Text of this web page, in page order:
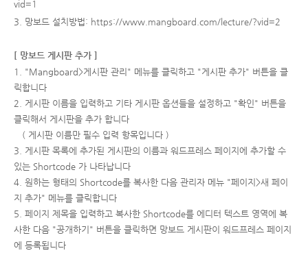
vid=1
3. 망보드 설치방법: https://www.mangboard.com/lecture/?vid=2
[ 망보드 게시판 추가 ]
1. "Mangboard>게시판 관리" 메뉴를 클릭하고 "게시판 추가" 버튼을 클
릭합니다
2. 게시판 이름을 입력하고 기타 게시판 옵션들을 설정하고 "확인" 버튼을
클릭해서 게시판을 추가 합니다
( 게시판 이름만 필수 입력 항목입니다 )
3. 게시판 목록에 추가된 게시판의 이름과 워드프레스 페이지에 추가할 수
있는 Shortcode 가 나타납니다
4. 원하는 형태의 Shortcode를 복사한 다음 관리자 메뉴 "페이지>새 페이
지 추가" 메뉴를 클릭합니다
5. 페이지 제목을 입력하고 복사한 Shortcode를 에디터 텍스트 영역에 복
사한 다음 "공개하기" 버튼을 클릭하면 망보드 게시판이 워드프레스 페이지
에 등록됩니다